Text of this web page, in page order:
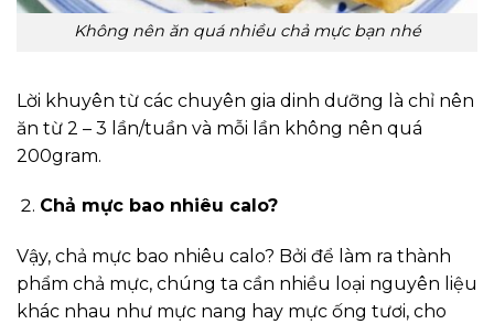
Không nên ăn quá nhiều chả mực bạn nhé
Lời khuyên từ các chuyên gia dinh dưỡng là chỉ nên
ăn từ 2 – 3 lần/tuần và mỗi lần không nên quá
200gram.
Chả mực bao nhiêu calo?
Vậy, chả mực bao nhiêu calo? Bởi để làm ra thành
phẩm chả mực, chúng ta cần nhiều loại nguyên liệu
khác nhau như mực nang hay mực ống tươi, cho